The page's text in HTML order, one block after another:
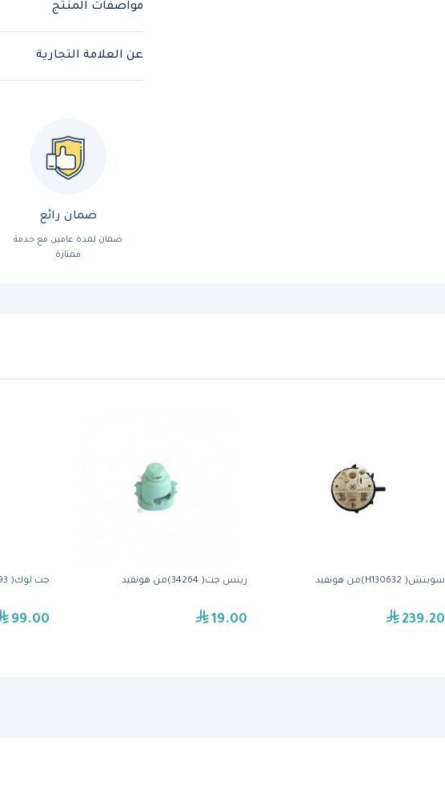
مواصفات المنتج
عن العلامة التجارية
ضمان رائع
ضمان لمدة عامين مع خدمة
ممتازة
جت لوك( 34293)من هونفيد
99.00
رينس جت( 34264)من هونفيد
19.00
سويتش( H130632)من هونفيد
239.20